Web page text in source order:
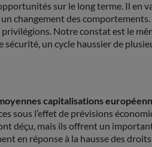
sur le long terme. Il en
changement des
Notre constat est le
un cycle haussier de
capitalisations
sous l’effet de prévisions
déçu, mais ils offrent un
en réponse à la hausse des